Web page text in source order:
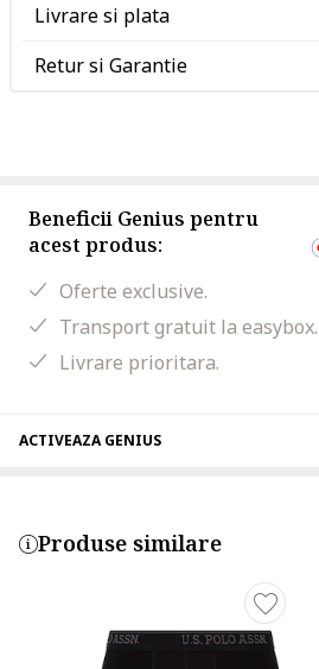
Livrare si plata
Retur si Garantie
Beneficii Genius pentru
acest produs:
Oferte exclusive.
Transport gratuit la easybox.
Livrare prioritara.
ACTIVEAZA GENIUS
Produse similare